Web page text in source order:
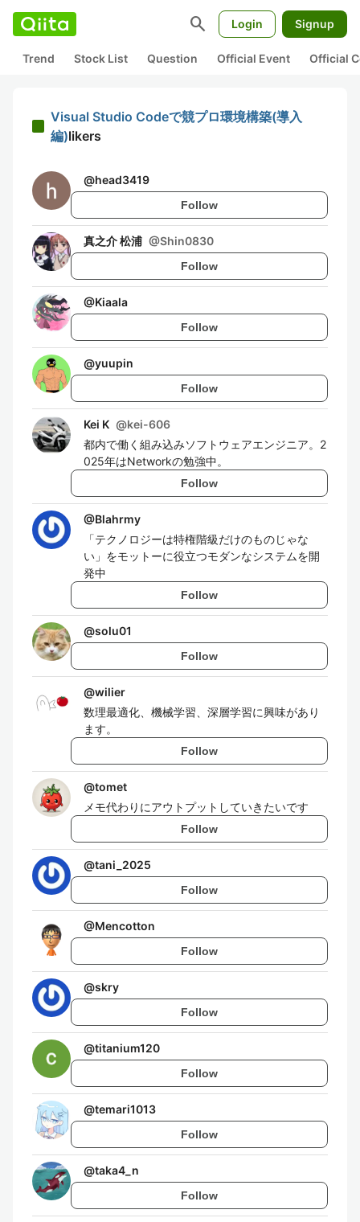
search Login Signup
Trend Stock List Question Official Event Official
Visual Studio Codeで競プロ環境構築(導入
編)likers
@head3419
Follow
真之介 松浦 @Shin0830
Follow
@Kiaala
Follow
@yuupin
Follow
Kei K @kei-606
都内で働く組み込みソフトウェアエンジニア。2
025年はNetworkの勉強中。
Follow
@Blahrmy
「テクノロジーは特権階級だけのものじゃな
い」をモットーに役立つモダンなシステムを開
発中
Follow
@solu01
Follow
@wilier
数理最適化、機械学習、深層学習に興味があり
ます。
Follow
@tomet
メモ代わりにアウトプットしていきたいです
Follow
@tani_2025
Follow
@Mencotton
Follow
@skry
Follow
@titanium120
Follow
@temari1013
Follow
@taka4_n
Follow